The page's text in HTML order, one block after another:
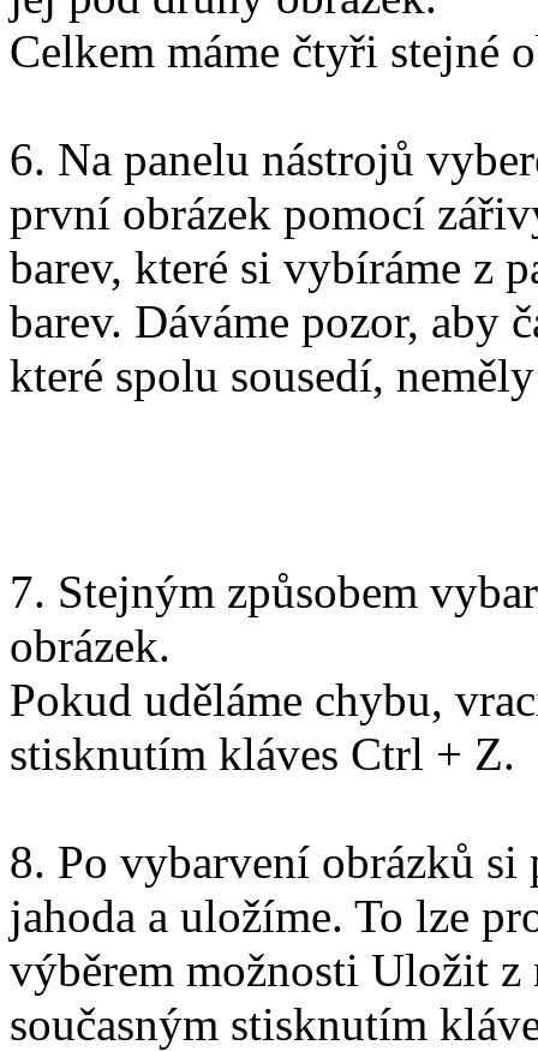
Celkem máme čtyři stejné
6. Na panelu nástrojů
první obrázek pomocí
barev, které si vybíráme z
barev. Dáváme pozor, aby
které spolu sousedí,
7. Stejným způsobem
obrázek.
Pokud uděláme chybu,
stisknutím kláves Ctrl + Z.
8. Po vybarvení obrázků si
jahoda a uložíme. To lze
výběrem možnosti Uložit z
současným stisknutím